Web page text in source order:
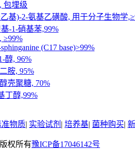
包埋级
基)-2-氨基乙磺酸, 用于分子生物学
-1-硝基苯,99%
≥99%
(C17 base)>99%
醇, 96%
胺, 95%
壳聚糖, 70%
丁醇,99%
准物质| 实验试剂 | 培养基| 菌种购买|
权所有豫ICP备17046142号